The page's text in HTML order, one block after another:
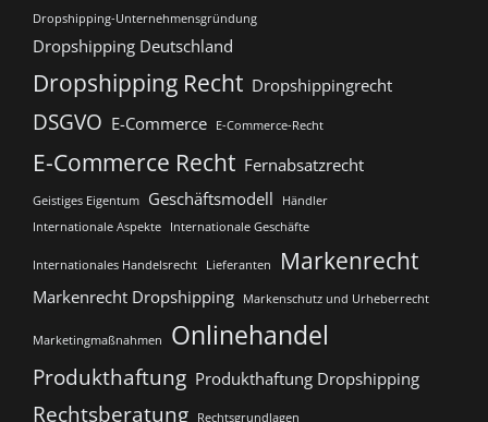
Dropshipping-Unternehmensgründung
Dropshipping Deutschland
Dropshipping Recht Dropshippingrecht
DSGVO E-Commerce E-Commerce-Recht
E-Commerce Recht Fernabsatzrecht
Geistiges Eigentum Geschäftsmodell
Händler
Internationale Aspekte
Internationale Geschäfte
Internationales Handelsrecht Lieferanten Markenrecht
Markenrecht Dropshipping Markenschutz und Urheberrecht
Marketingmaßnahmen Onlinehandel
Produkthaftung Produkthaftung Dropshipping
Rechtsberatung
Rechtsgrundlagen